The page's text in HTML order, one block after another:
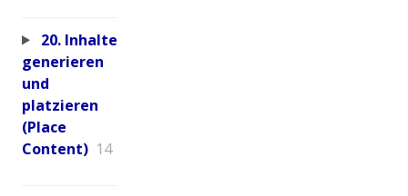
20. Inhalte
generieren
und
platzieren
(Place
Content) 14